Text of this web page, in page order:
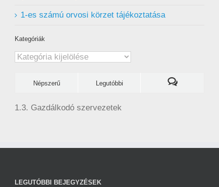
1-es számú orvosi körzet tájékoztatása
Kategóriák
Kategóriák
Népszerű Legutóbbi
1.3. Gazdálkodó szervezetek
LEGUTÓBBI BEJEGYZÉSEK